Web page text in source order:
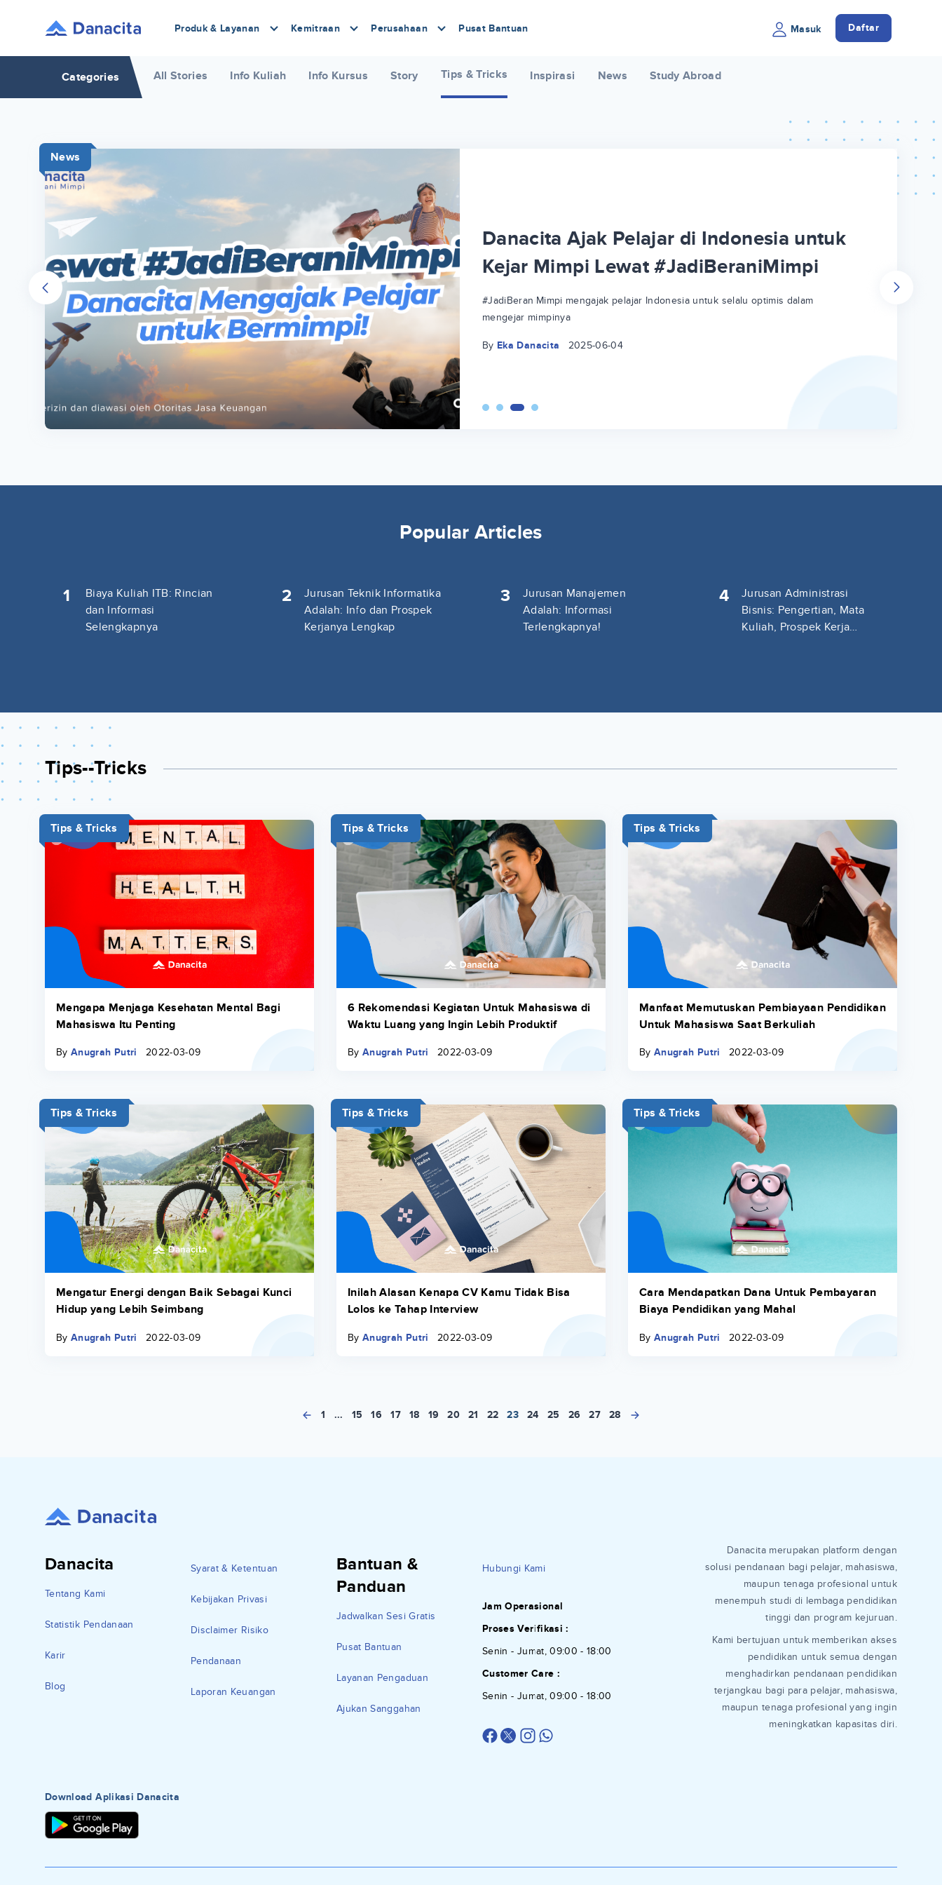
Produk & Layanan Kemitraan Perusahaan Pusat Bantuan Masuk Daftar
Categories All Stories Info Kuliah Info Kursus Story Tips & Tricks Inspirasi News Study Abroad
News
Danacita Ajak Pelajar di Indonesia untuk
Kejar Mimpi Lewat #JadiBeraniMimpi
#JadiBeraniMimpi mengajak pelajar Indonesia untuk selalu optimis dalam
mengejar mimpinya
By Eka Danacita 2025-06-04
Popular Articles
1
Biaya Kuliah ITB: Rincian
dan Informasi
Selengkapnya
2
Jurusan Teknik Informatika
Adalah: Info dan Prospek
Kerjanya Lengkap
3
Jurusan Manajemen
Adalah: Informasi
Terlengkapnya!
4
Jurusan Administrasi
Bisnis: Pengertian, Mata
Kuliah, Prospek Kerja
Tips--tricks
Tips & Tricks
Mengapa Menjaga Kesehatan Mental Bagi
Mahasiswa Itu Penting
By Anugrah Putri 2022-03-09
Tips & Tricks
6 Rekomendasi Kegiatan Untuk Mahasiswa di
Waktu Luang yang Ingin Lebih Produktif
By Anugrah Putri 2022-03-09
Tips & Tricks
Manfaat Memutuskan Pembiayaan Pendidikan
Untuk Mahasiswa Saat Berkuliah
By Anugrah Putri 2022-03-09
Tips & Tricks
Mengatur Energi dengan Baik Sebagai Kunci
Hidup yang Lebih Seimbang
By Anugrah Putri 2022-03-09
Tips & Tricks
Inilah Alasan Kenapa CV Kamu Tidak Bisa
Lolos ke Tahap Interview
By Anugrah Putri 2022-03-09
Tips & Tricks
Cara Mendapatkan Dana Untuk Pembayaran
Biaya Pendidikan yang Mahal
By Anugrah Putri 2022-03-09
1 ... 15 16 17 18 19 20 21 22 23 24 25 26 27 28
Danacita
Tentang Kami
Statistik Pendanaan
Karir
Blog
Syarat & Ketentuan
Kebijakan Privasi
Disclaimer Risiko
Pendanaan
Laporan Keuangan
Bantuan &
Panduan
Jadwalkan Sesi Gratis
Pusat Bantuan
Layanan Pengaduan
Ajukan Sanggahan
Hubungi Kami
Jam Operasional
Proses Verifikasi :
Senin - Jumat, 09:00 - 18:00
Customer Care :
Senin - Jumat, 09:00 - 18:00
Danacita merupakan platform dengan
solusi pendanaan bagi pelajar, mahasiswa,
maupun tenaga profesional untuk
menempuh studi di lembaga pendidikan
tinggi dan program kejuruan.
Kami bertujuan untuk memberikan akses
pendidikan untuk semua dengan
menghadirkan pendanaan pendidikan
terjangkau bagi para pelajar, mahasiswa,
maupun tenaga profesional yang ingin
meningkatkan kapasitas diri.
Download Aplikasi Danacita